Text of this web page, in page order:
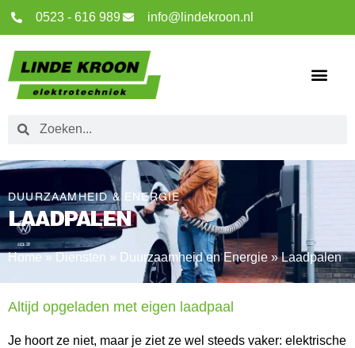
0523 - 616 989 info@lindekroon.nl
DUURZAAMHEID & ENERGIE
LAADPALEN
Home» Diensten » Duurzaamheid en Energie »Laadpalen
Altijd opgeladen met eigen laadpaal
Je hoort ze niet, maar je ziet ze wel steeds vaker: elektrische